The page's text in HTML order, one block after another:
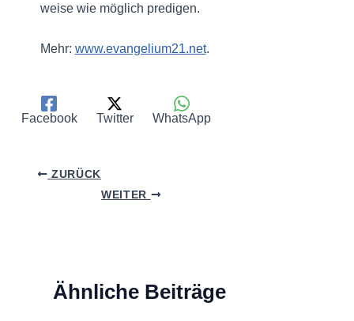
weise wie möglich predigen.
Mehr: www.evangelium21.net.
Facebook Twitter WhatsApp
ZURÜCK
WEITER
Ähnliche Beiträge